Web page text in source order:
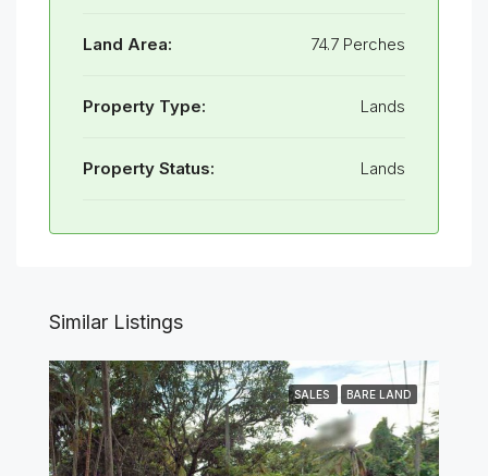
Land Area: 74.7 Perches
Property Type: Lands
Property Status: Lands
Similar Listings
SALES BARE LAND